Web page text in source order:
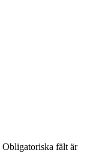
Obligatoriska fält är